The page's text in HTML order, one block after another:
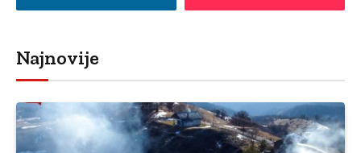
Najnovije